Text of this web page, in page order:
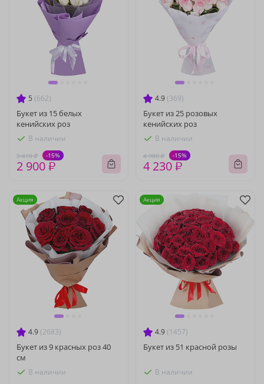
5 (662)
Букет из 15 белых
кенийских роз
В наличии
3 410 ₽ -15%
2 900 ₽
4.9 (369)
Букет из 25 розовых
кенийских роз
В наличии
4 980 ₽ -15%
4 230 ₽
4.9 (2683)
Букет из 9 красных роз 40
см
В наличии
Акция
4.9 (1457)
Букет из 51 красной розы
В наличии
Акция